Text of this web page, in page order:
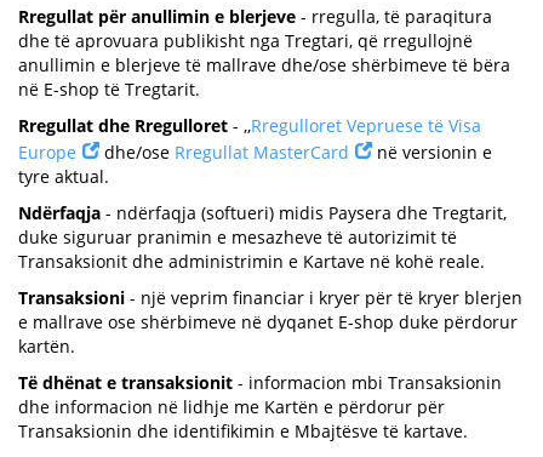
Rregullat për anullimin e blerjeve - rregulla, të paraqitura
dhe të aprovuara publikisht nga Tregtari, që rregullojnë
anullimin e blerjeve të mallrave dhe/ose shërbimeve të bëra
në E-shop të Tregtarit.
Rregullat dhe Rregulloret - ,,Rregulloret Vepruese të Visa
Europe
dhe/ose Rregullat MasterCard
në versionin e
tyre aktual.
Ndërfaqja - ndërfaqja (softueri) midis Paysera dhe Tregtarit,
duke siguruar pranimin e mesazheve të autorizimit të
Transaksionit dhe administrimin e Kartave në kohë reale.
Transaksioni - një veprim financiar i kryer për të kryer blerjen
e mallrave ose shërbimeve në dyqanet E-shop duke përdorur
kartën.
Të dhënat e transaksionit - informacion mbi Transaksionin
dhe informacion në lidhje me Kartën e përdorur për
Transaksionin dhe identifikimin e Mbajtësve të kartave.